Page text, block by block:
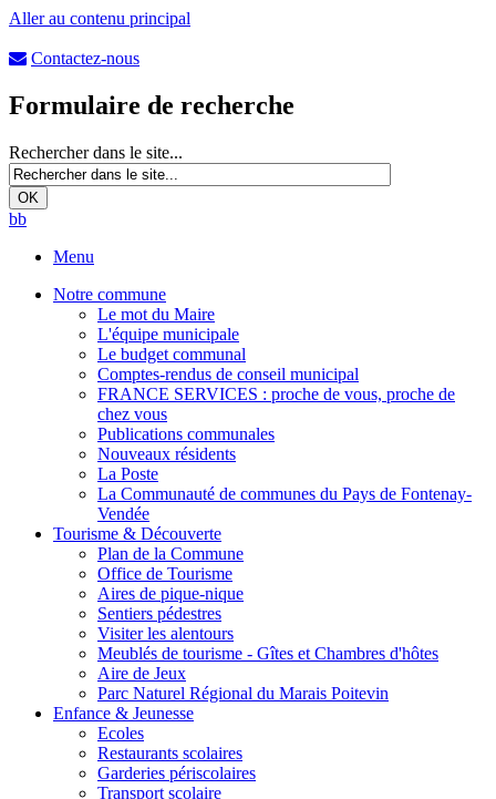
Aller au contenu principal
Contactez-nous
Formulaire de recherche
Rechercher dans le site...
bb
Menu
Notre commune
Le mot du Maire
L'équipe municipale
Le budget communal
Comptes-rendus de conseil municipal
FRANCE SERVICES : proche de vous, proche de
chez vous
Publications communales
Nouveaux résidents
La Poste
La Communauté de communes du Pays de Fontenay-
Vendée
Tourisme & Découverte
Plan de la Commune
Office de Tourisme
Aires de pique-nique
Sentiers pédestres
Visiter les alentours
Meublés de tourisme - Gîtes et Chambres d'hôtes
Aire de Jeux
Parc Naturel Régional du Marais Poitevin
Enfance & Jeunesse
Ecoles
Restaurants scolaires
Garderies périscolaires
Transport scolaire